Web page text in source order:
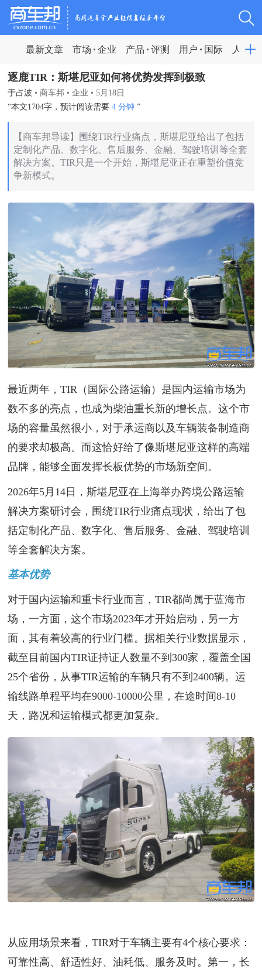
最新文章 市场 企业 产品 评测 用户 国际 人物
逐鹿TIR：斯堪尼亚如何将优势发挥到极致
于占波 • 商车邦 • 企业 • 5月18日
“本文1704字，预计阅读需要4 分钟”
【商车邦导读】围绕TIR行业痛点，斯堪尼亚给出了包括
定制化产品、数字化、售后服务、金融、驾驶培训等全套
解决方案。TIR只是一个开始，斯堪尼亚正在重塑价值竞
争新模式。
最近两年，TIR（国际公路运输）是国内运输市场为
数不多的亮点，也成为柴油重长新的增长点。这个市
场的容量虽然很小，对于承运商以及车辆装备制造商
的要求却极高。而这恰好给了像斯堪尼亚这样的高端
品牌，能够全面发挥长板优势的市场新空间。
2026年5月14日，斯堪尼亚在上海举办跨境公路运输
解决方案研讨会，围绕TIR行业痛点现状，给出了包
括定制化产品、数字化、售后服务、金融、驾驶培训
等全套解决方案。
基本优势
对于国内运输和重卡行业而言，TIR都尚属于蓝海市
场，一方面，这个市场2023年才开始启动，另一方
面，其有着较高的行业门槛。据相关行业数据显示，
截至目前国内TIR证持证人数量不到300家，覆盖全国
25个省份，从事TIR运输的车辆只有不到2400辆。运
输线路单程平均在9000-10000公里，在途时间8-10
天，路况和运输模式都更加复杂。
从应用场景来看，TIR对于车辆主要有4个核心要求：
可靠性高、舒适性好、油耗低、服务及时。第一，长